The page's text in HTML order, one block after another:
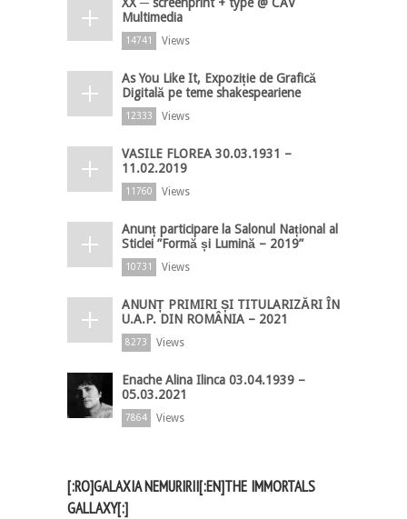
Multimedia
14741 Views
As You Like It, Expoziție de Grafică
Digitală pe teme shakespeariene
12333 Views
VASILE FLOREA 30.03.1931 –
11.02.2019
11760 Views
Anunț participare la Salonul Național al
Sticlei ”Formă și Lumină – 2019”
10731 Views
ANUNȚ PRIMIRI ȘI TITULARIZĂRI ÎN
U.A.P. DIN ROMÂNIA – 2021
8273 Views
Enache Alina Ilinca 03.04.1939 –
05.03.2021
7864 Views
[:RO]GALAXIA NEMURIRII[:EN]THE IMMORTALS
GALLAXY[:]